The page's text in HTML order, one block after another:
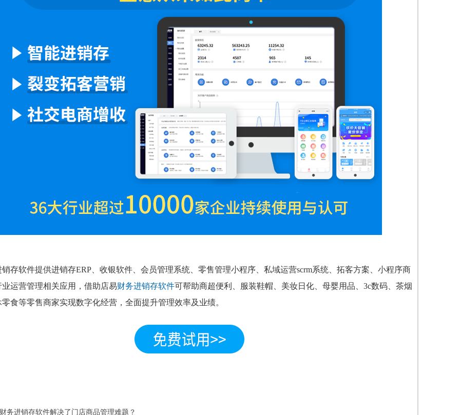
存软件提供进销存ERP、收银软件、会员管理系统、零售管理小程序、私域运营scrm系统、拓客方案、小程序商
运营管理相关应用，借助店易财务进销存软件可帮助商超便利、服装鞋帽、美妆日化、母婴用品、3c数码、茶烟
食等零售商家实现数字化经营，全面提升管理效率及业绩。
财务进销存软件解决了门店商品管理难题？